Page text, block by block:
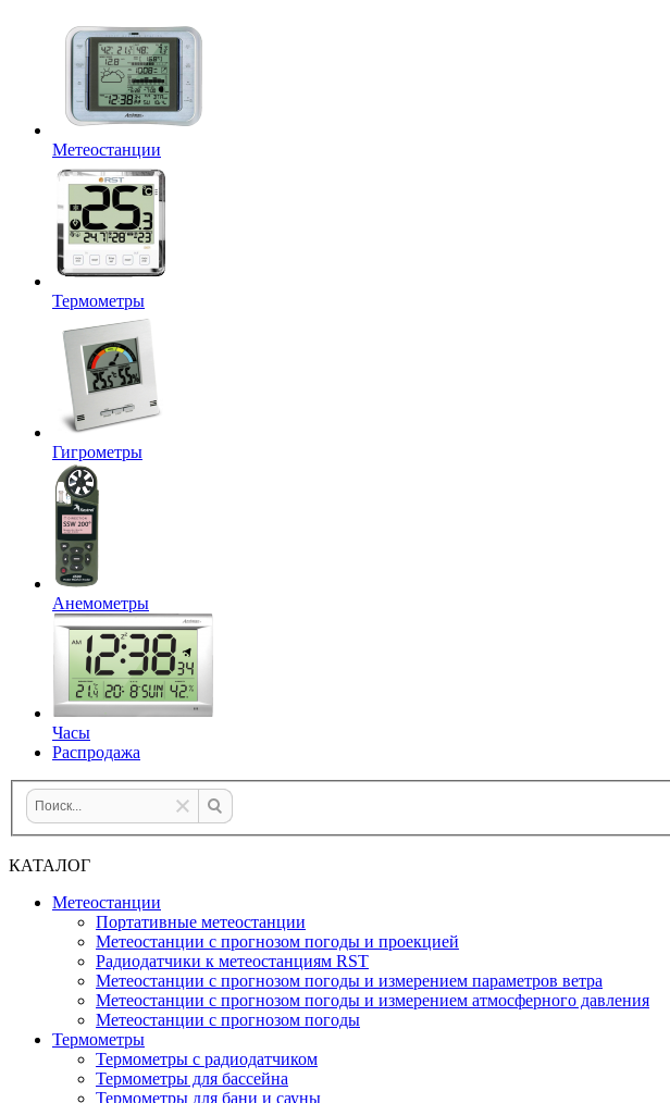
Метеостанции
Термометры
Гигрометры
Анемометры
Часы
Распродажа
КАТАЛОГ
Метеостанции
Портативные метеостанции
Метеостанции с прогнозом погоды и проекцией
Радиодатчики к метеостанциям RST
Метеостанции с прогнозом погоды и измерением параметров ветра
Метеостанции с прогнозом погоды и измерением атмосферного давления
Метеостанции с прогнозом погоды
Термометры
Термометры с радиодатчиком
Термометры для бассейна
Термометры для бани и сауны